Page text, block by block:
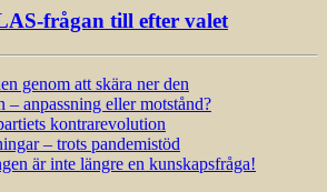
frågan till efter valet
genom att skära ner den
– anpassning eller motstånd?
kontrarevolution
– trots pandemistöd
är inte längre en kunskapsfråga!